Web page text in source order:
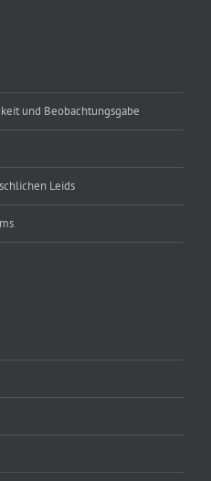
und Beobachtungsgabe
Leids